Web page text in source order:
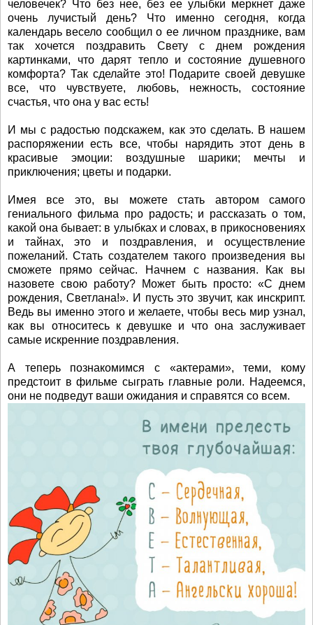
человечек? Что без нее, без ее улыбки меркнет даже
очень лучистый день? Что именно сегодня, когда
календарь весело сообщил о ее личном празднике, вам
так хочется поздравить Свету с днем рождения
картинками, что дарят тепло и состояние душевного
комфорта? Так сделайте это! Подарите своей девушке
все, что чувствуете, любовь, нежность, состояние
счастья, что она у вас есть!
И мы с радостью подскажем, как это сделать. В нашем
распоряжении есть все, чтобы нарядить этот день в
красивые эмоции: воздушные шарики; мечты и
приключения; цветы и подарки.
Имея все это, вы можете стать автором самого
гениального фильма про радость; и рассказать о том,
какой она бывает: в улыбках и словах, в прикосновениях
и тайнах, это и поздравления, и осуществление
пожеланий. Стать создателем такого произведения вы
сможете прямо сейчас. Начнем с названия. Как вы
назовете свою работу? Может быть просто: «С днем
рождения, Светлана!». И пусть это звучит, как инскрипт.
Ведь вы именно этого и желаете, чтобы весь мир узнал,
как вы относитесь к девушке и что она заслуживает
самые искренние поздравления.
А теперь познакомимся с «актерами», теми, кому
предстоит в фильме сыграть главные роли. Надеемся,
они не подведут ваши ожидания и справятся со всем.